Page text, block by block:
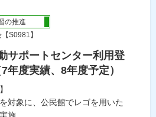
の推進
S0981】
サポートセンター利用登
年度実績、8年度予定）
対象に、公民館でレゴを用いた
施。...